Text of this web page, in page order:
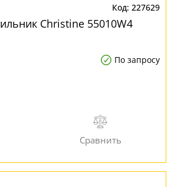
227629
Christine 55010W4
По запросу